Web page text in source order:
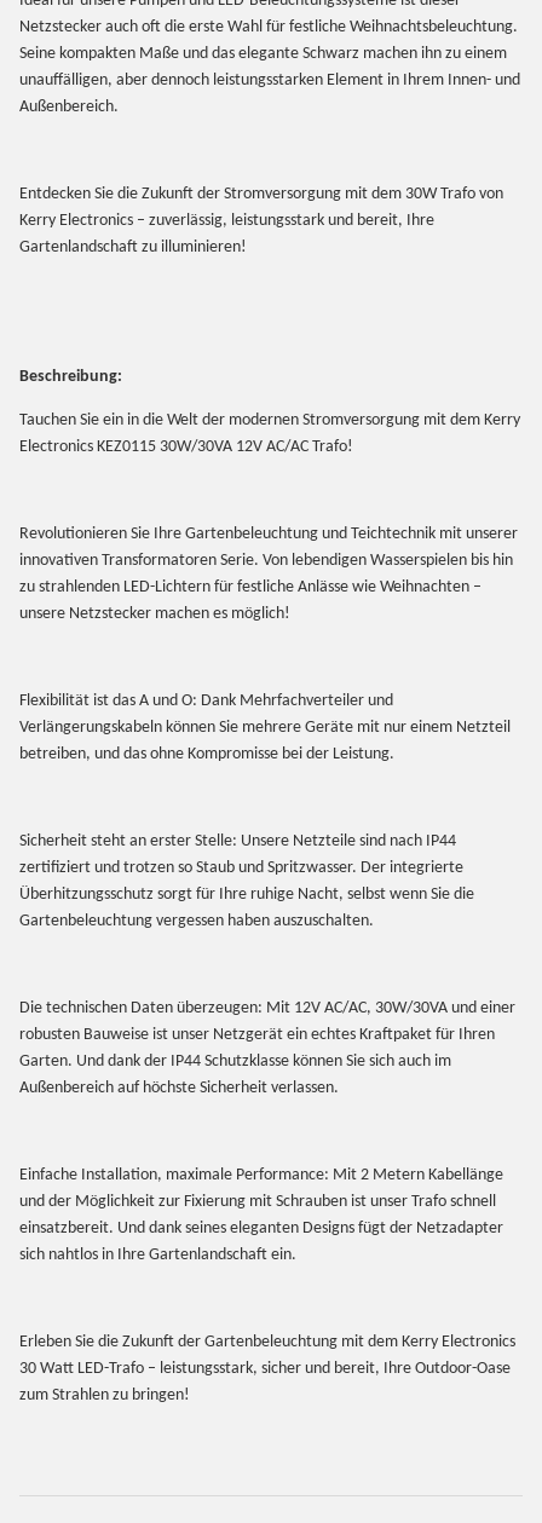
Netzstecker auch oft die erste Wahl für festliche Weihnachtsbeleuchtung.
Seine kompakten Maße und das elegante Schwarz machen ihn zu einem
unauffälligen, aber dennoch leistungsstarken Element in Ihrem Innen- und
Außenbereich.
Entdecken Sie die Zukunft der Stromversorgung mit dem 30W Trafo von
Kerry Electronics – zuverlässig, leistungsstark und bereit, Ihre
Gartenlandschaft zu illuminieren!
Beschreibung:
Tauchen Sie ein in die Welt der modernen Stromversorgung mit dem Kerry
Electronics KEZ0115 30W/30VA 12V AC/AC Trafo!
Revolutionieren Sie Ihre Gartenbeleuchtung und Teichtechnik mit unserer
innovativen Transformatoren Serie. Von lebendigen Wasserspielen bis hin
zu strahlenden LED-Lichtern für festliche Anlässe wie Weihnachten –
unsere Netzstecker machen es möglich!
Flexibilität ist das A und O: Dank Mehrfachverteiler und
Verlängerungskabeln können Sie mehrere Geräte mit nur einem Netzteil
betreiben, und das ohne Kompromisse bei der Leistung.
Sicherheit steht an erster Stelle: Unsere Netzteile sind nach IP44
zertifiziert und trotzen so Staub und Spritzwasser. Der integrierte
Überhitzungsschutz sorgt für Ihre ruhige Nacht, selbst wenn Sie die
Gartenbeleuchtung vergessen haben auszuschalten.
Die technischen Daten überzeugen: Mit 12V AC/AC, 30W/30VA und einer
robusten Bauweise ist unser Netzgerät ein echtes Kraftpaket für Ihren
Garten. Und dank der IP44 Schutzklasse können Sie sich auch im
Außenbereich auf höchste Sicherheit verlassen.
Einfache Installation, maximale Performance: Mit 2 Metern Kabellänge
und der Möglichkeit zur Fixierung mit Schrauben ist unser Trafo schnell
einsatzbereit. Und dank seines eleganten Designs fügt der Netzadapter
sich nahtlos in Ihre Gartenlandschaft ein.
Erleben Sie die Zukunft der Gartenbeleuchtung mit dem Kerry Electronics
30 Watt LED-Trafo – leistungsstark, sicher und bereit, Ihre Outdoor-Oase
zum Strahlen zu bringen!